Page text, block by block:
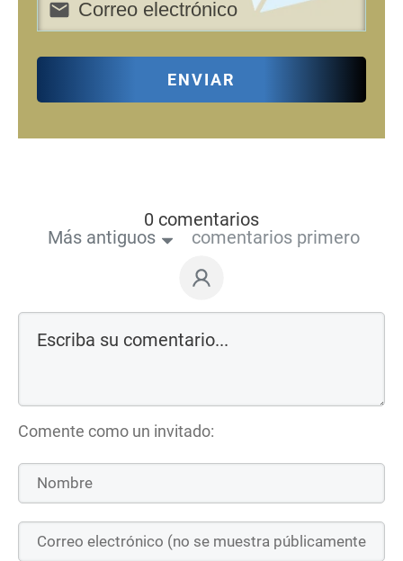
ENVIAR
0 comentarios
Más antiguos
comentarios primero
Comente como un invitado: